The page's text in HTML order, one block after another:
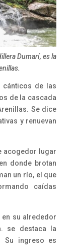
Dumarí, es la
cánticos de las
de la cascada
Se dice
y renuevan
acogedor lugar
donde brotan
un río, el que
caídas
su alrededor
se destaca la
Su ingreso es